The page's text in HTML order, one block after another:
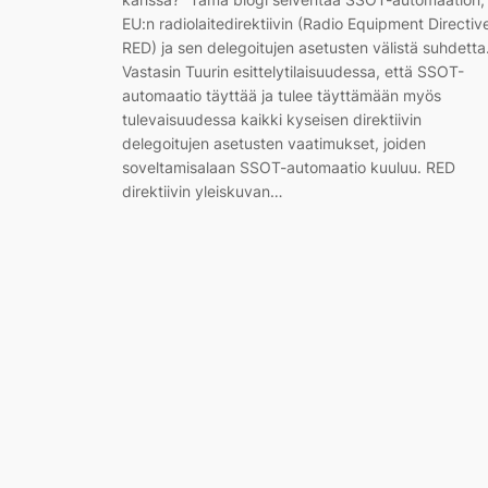
EU:n radiolaitedirektiivin (Radio Equipment
RED) ja sen delegoitujen asetusten välistä
Vastasin Tuurin esittelytilaisuudessa, että SSOT-
automaatio täyttää ja tulee täyttämään myös
tulevaisuudessa kaikki kyseisen direktiivin
delegoitujen asetusten vaatimukset, joiden
soveltamisalaan SSOT-automaatio kuuluu. RED
direktiivin yleiskuvan…